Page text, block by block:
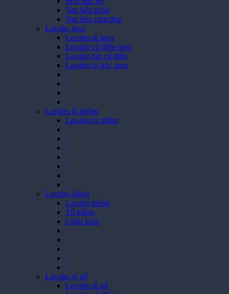
Van tiểu nhấn
Van tiểu cảm ứng
Lavabo inox
Lavabo tủ inox
Lavabo cổ điển inox
Lavabo tân cổ điển
Lavabo tủ góc inox
>
>
>
>
Lavabo tủ nhôm
Lavabo tủ nhôm
>
>
>
>
>
>
>
Lavabo kiếng
Lavabo kiếng
Tô kiếng
Chậu kính
>
>
>
>
>
Lavabo tủ gỗ
Lavabo tủ gỗ